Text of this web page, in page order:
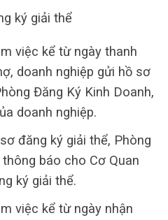
ký giải thể
việc kể từ ngày thanh
doanh nghiệp gửi hồ sơ
Đăng Ký Kinh Doanh,
doanh nghiệp.
đăng ký giải thể, Phòng
báo cho Cơ Quan
ký giải thể.
việc kể từ ngày nhận